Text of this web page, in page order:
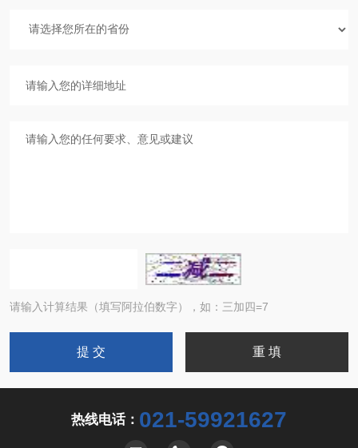
请输入计算结果（填写阿拉伯数字），如：三加四=7
热线电话： 021-59921627